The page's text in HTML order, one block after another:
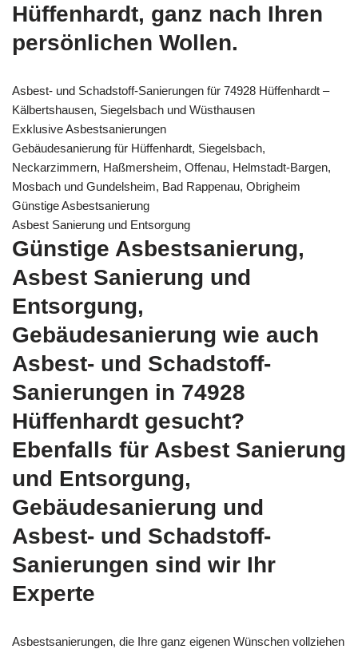
Hüffenhardt, ganz nach Ihren
persönlichen Wollen.
Asbest- und Schadstoff-Sanierungen für 74928 Hüffenhardt –
Kälbertshausen, Siegelsbach und Wüsthausen
Exklusive Asbestsanierungen
Gebäudesanierung für Hüffenhardt, Siegelsbach,
Neckarzimmern, Haßmersheim, Offenau, Helmstadt-Bargen,
Mosbach und Gundelsheim, Bad Rappenau, Obrigheim
Günstige Asbestsanierung
Asbest Sanierung und Entsorgung
Günstige Asbestsanierung,
Asbest Sanierung und
Entsorgung,
Gebäudesanierung wie auch
Asbest- und Schadstoff-
Sanierungen in 74928
Hüffenhardt gesucht?
Ebenfalls für Asbest Sanierung
und Entsorgung,
Gebäudesanierung und
Asbest- und Schadstoff-
Sanierungen sind wir Ihr
Experte
Asbestsanierungen, die Ihre ganz eigenen Wünschen vollziehen